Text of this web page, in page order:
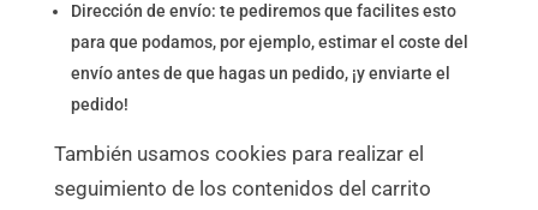
Dirección de envío: te pediremos que facilites esto
para que podamos, por ejemplo, estimar el coste del
envío antes de que hagas un pedido, ¡y enviarte el
pedido!
También usamos cookies para realizar el
seguimiento de los contenidos del carrito